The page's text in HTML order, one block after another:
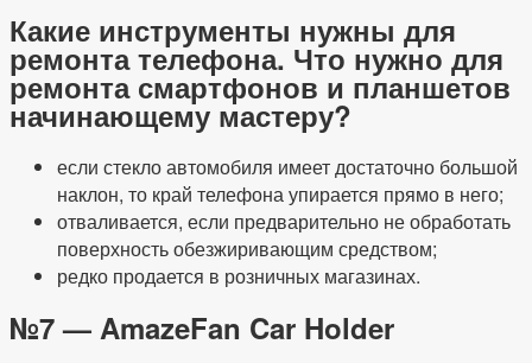
Какие инструменты нужны для
ремонта телефона. Что нужно для
ремонта смартфонов и планшетов
начинающему мастеру?
если стекло автомобиля имеет достаточно большой
наклон, то край телефона упирается прямо в него;
отваливается, если предварительно не обработать
поверхность обезжиривающим средством;
редко продается в розничных магазинах.
№7 — AmazeFan Car Holder